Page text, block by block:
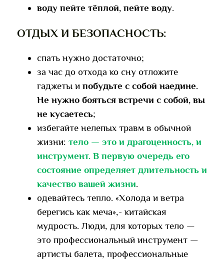
воду пейте тёплой, пейте воду.
ОТДЫХ И БЕЗОПАСНОСТЬ:
спать нужно достаточно;
за час до отхода ко сну отложите
гаджеты и побудьте с собой наедине.
Не нужно бояться встречи с собой, вы
не кусаетесь;
избегайте нелепых травм в обычной
жизни: тело — это и драгоценность, и
инструмент. В первую очередь его
состояние определяет длительность и
качество вашей жизни.
одевайтесь тепло. «Холода и ветра
берегись как меча»,- китайская
мудрость. Люди, для которых тело —
это профессиональный инструмент —
артисты балета, профессиональные